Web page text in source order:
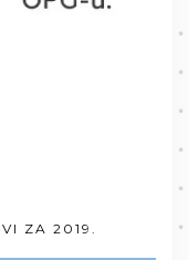
ZA 2019.